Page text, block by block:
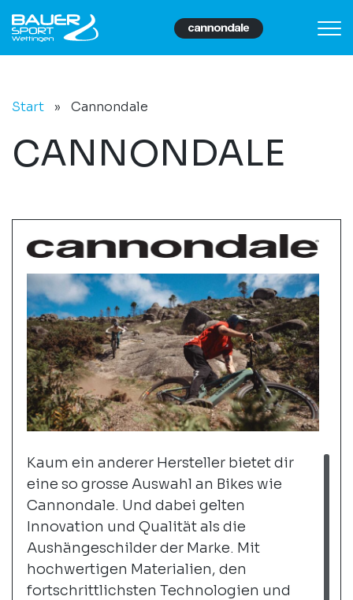
Start » Cannondale
CANNONDALE
Kaum ein anderer Hersteller bietet dir
eine so grosse Auswahl an Bikes wie
Cannondale. Und dabei gelten
Innovation und Qualität als die
Aushängeschilder der Marke. Mit
hochwertigen Materialien, den
fortschrittlichsten Technologien und